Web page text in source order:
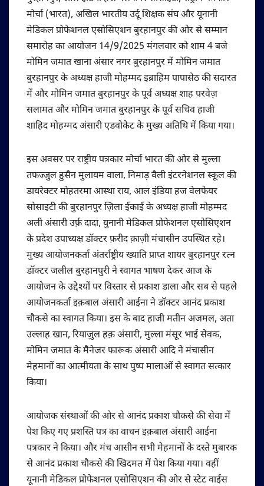
मोर्चा (भारत), अखिल भारतीय उर्दू शिक्षक संघ और यूनानी
मेडिकल प्रोफेशनल एसोसिएशन बुरहानपुर की ओर से सम्मान
समारोह का आयोजन 14/9/2025 मंगलवार को शाम 4 बजे
मोमिन जमात खाना अंसार नगर बुरहानपुर में मोमिन जमात
बुरहानपुर के अध्यक्ष हाजी मोहम्मद इब्राहिम पापासेठ की सदारत
में और मोमिन जमात बुरहानपुर के पूर्व अध्यक्ष शाह परवेज़
सलामत और मोमिन जमात बुरहानपुर के पूर्व सचिव हाजी
शाहिद मोहम्मद अंसारी एडवोकेट के मुख्य अतिथि में किया गया।
इस अवसर पर राष्ट्रीय पत्रकार मोर्चा भारत की ओर से मुल्ला
तफज्जुल हुसैन मुलायम वाला, निमाड़ वैली इंटरनेशनल स्कूल की
डायरेक्टर मोहतरमा आस्था राय, आल इंडिया हज वेलफेयर
सोसाइटी की बुरहानपुर ज़िला ईकाई के अध्यक्ष हाजी मोहम्मद
अली अंसारी उर्फ़ दादा, युनानी मेडिकल प्रोफेशनल एसोसिएशन
के प्रदेश उपाध्यक्ष डॉक्टर फ़रीद क़ाज़ी मंचासीन उपस्थित रहे।
मुख्य आयोजनकर्ता अंतर्राष्ट्रीय ख्याति प्राप्त शायर बुरहानपुर रत्न
डॉक्टर जलील बुरहानपुरी ने स्वागत भाषण देकर आज के
आयोजन के उद्देश्यों पर विस्तार से प्रकाश डाला और सब से पहले
आयोजनकर्ता इक़बाल अंसारी आईना ने डॉक्टर आनंद प्रकाश
चौकसे का स्वागत किया। इस के बाद हाजी मतीन अजमल, अता
उल्लाह खान, रियाज़ुल हक़ अंसारी, मुल्ला मंसूर भाई सेवक,
मोमिन जमात के मैनेजर फारूक अंसारी आदि ने मंचासीन
मेहमानों का आत्मीयता के साथ पुष्प मालाओं से स्वागत सत्कार
किया।
आयोजक संस्थाओं की ओर से आनंद प्रकाश चौकसे की सेवा में
पेश किए गए प्रशस्ति पत्र का वाचन इक़बाल अंसारी आईना
पत्रकार ने किया। और मंच आसीन सभी मेहमानों के दस्ते मुबारक
से आनंद प्रकाश चौकसे की खिदमत में पेश किया गया। वहीं
यूनानी मेडिकल प्रोफेशनल एसोसिएशन की ओर से स्टेट वाईस